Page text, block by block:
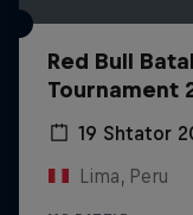
Red Bull
Tournament
19 Shtator
Lima, Peru